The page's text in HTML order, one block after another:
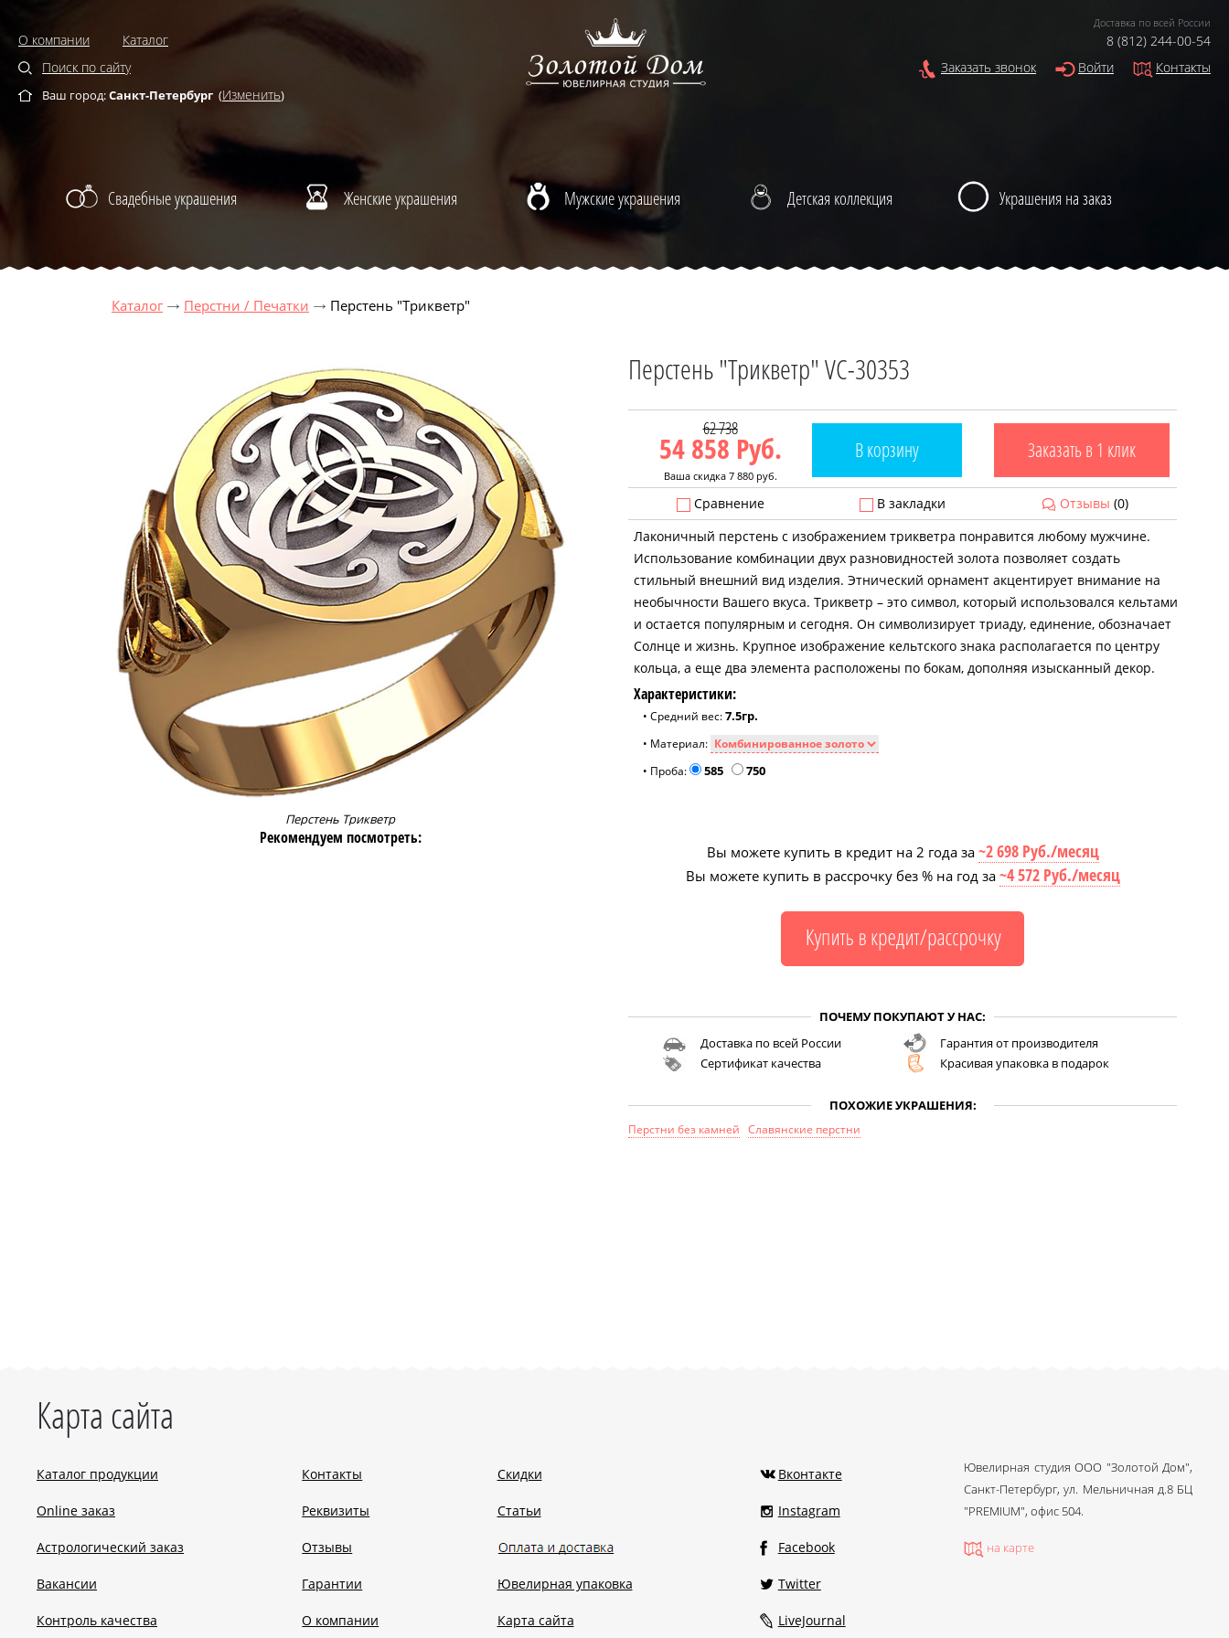
О компании
Каталог
Поиск по сайту
Ваш город:Санкт-Петербург (Изменить)
Доставка по всей России
8 (812) 244-00-54
Заказать звонок
Войти Контакты
Свадебные украшения Женские украшения Мужские украшения Детская коллекция Украшения на заказ
Каталог Перстни / Печатки Перстень "Трикветр"
Перстень Трикветр
Рекомендуем посмотреть:
Перстень "Трикветр" VC-30353
62 738
54 858 Руб.
Ваша скидка 7 880 руб.
В корзину Заказать в 1 клик
Сравнение В закладки Отзывы (0)
Лаконичный перстень с изображением трикветра понравится любому мужчине.
Использование комбинации двух разновидностей золота позволяет создать
стильный внешний вид изделия. Этнический орнамент акцентирует внимание на
необычности Вашего вкуса. Трикветр – это символ, который использовался кельтами
и остается популярным и сегодня. Он символизирует триаду, единение, обозначает
Солнце и жизнь. Крупное изображение кельтского знака располагается по центру
кольца, а еще два элемента расположены по бокам, дополняя изысканный декор.
Характеристики:
• Средний вес:7.5гр.
• Материал:
• Проба:
585 750
Вы можете купить в кредит на 2 года за ~2 698 Руб./месяц
Вы можете купить в рассрочку без % на год за ~4 572 Руб./месяц
ПОЧЕМУ ПОКУПАЮТ У НАС:
Доставка по всей России
Гарантия от производителя
Сертификат качества
Красивая упаковка в подарок
ПОХОЖИЕ УКРАШЕНИЯ:
Перстни без камней Славянские перстни
Карта сайта
Каталог продукции
Online заказ
Астрологический заказ
Вакансии
Контроль качества
Контакты
Реквизиты
Отзывы
Гарантии
О компании
Скидки
Статьи
Ювелирная упаковка
Карта сайта
Вконтакте
Instagram
Facebook
Twitter
LiveJournal
Ювелирная студия ООО "Золотой Дом",
Санкт-Петербург, ул. Мельничная д.8 БЦ
"PREMIUM", офис 504.
на карте